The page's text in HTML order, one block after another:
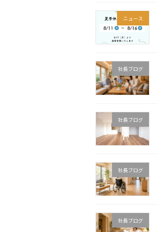
ニュース
社長ブログ
社長ブログ
社長ブログ
社長ブログ